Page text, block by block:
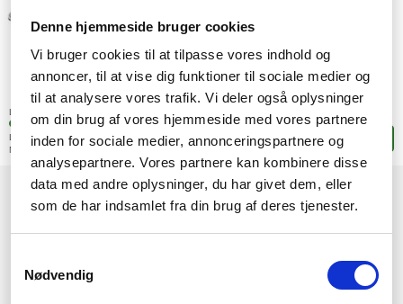
Denne hjemmeside bruger cookies
Vi bruger cookies til at tilpasse vores indhold og
annoncer, til at vise dig funktioner til sociale medier og
til at analysere vores trafik. Vi deler også oplysninger
om din brug af vores hjemmeside med vores partnere
inden for sociale medier, annonceringspartnere og
analysepartnere. Vores partnere kan kombinere disse
data med andre oplysninger, du har givet dem, eller
som de har indsamlet fra din brug af deres tjenester.
Nødvendig
Lagerstatus:
1 stk. i fjärrlagring
Leveranstid: 3-4 arbetsdagar
Mer leveransinformation
748,-SEK
Lägg i korgen
1